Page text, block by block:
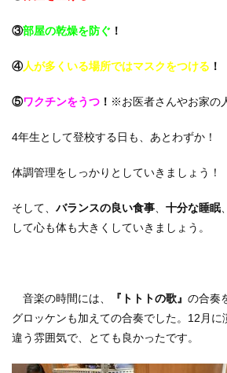
③部屋の乾燥を防ぐ ！
④人が多くいる場所ではマスクをつける ！
⑤ワクチンをうつ ！ ※お医者さんやお家の
4年生として登校する日も、あとわずか！
体調管理をしっかりとしていきましょう！
そして、 バランスの良い食事、 十分な睡眠、
して心も体も大きくしていきましょう。
音楽の時間には、 『トトトの歌』 の合奏
グロッケンも加えての合奏でした。12月に
違う雰囲気で、とても良かったです。